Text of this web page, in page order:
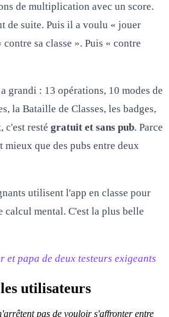
de multiplication avec un score.
de suite. Puis il a voulu « jouer
sa classe ». Puis « contre
grandi : 13 opérations, 10 modes de
la Bataille de Classes, les badges,
c'est resté gratuit et sans pub. Parce
mieux que des pubs entre deux
utilisent l'app en classe pour
calcul mental. C'est la plus belle
papa de deux testeurs exigeants
utilisateurs
pas de vouloir s'affronter entre